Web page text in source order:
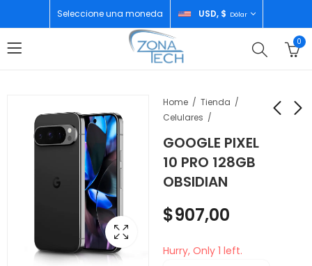
Seleccione una moneda USD, $ Dólar
0
Home
Tienda
Celulares
GOOGLE PIXEL
10 PRO 128GB
OBSIDIAN
512GB DEEP BLUE ESIM
$1.688,00
PRO 128GB
MOONSTONE
$907,00
$907,00
Hurry, Only 1 left.